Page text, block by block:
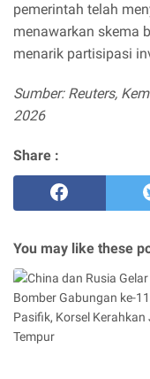
pemerintah telah
menawarkan skema
menarik partisipasi
Sumber: Reuters,
2026
Share :
You may like these